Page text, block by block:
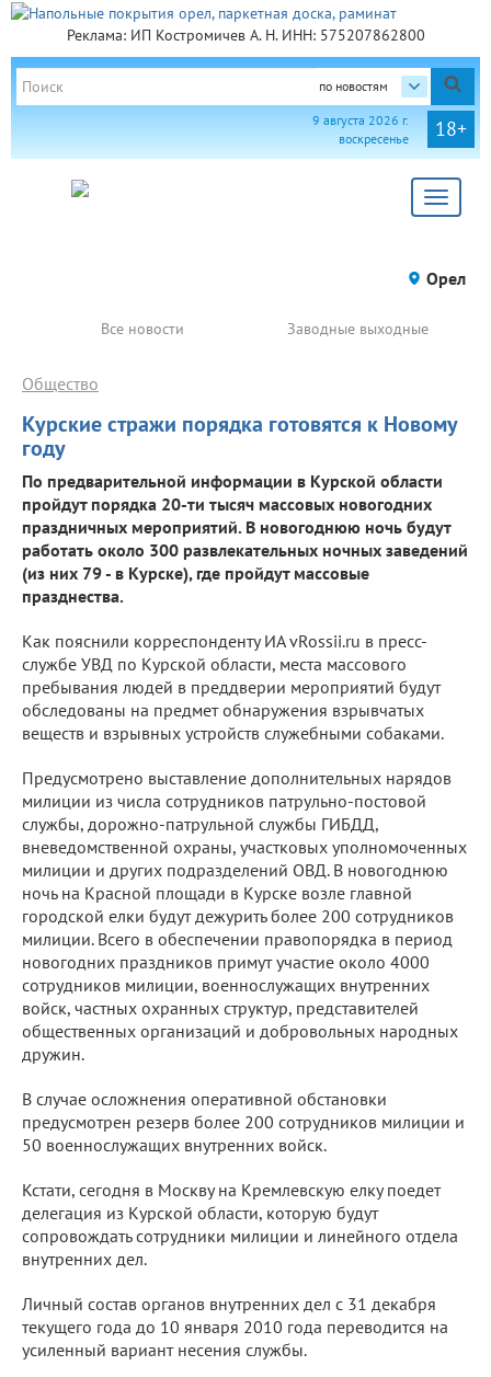
Реклама: ИП Костромичев А. Н. ИНН: 575207862800
по новостям
18+
9 августа 2026 г.
воскресенье
Toggle
Орел
Все новости Заводные выходные
Курские стражи порядка готовятся к Новому
году
Общество
По предварительной информации в Курской области
пройдут порядка 20-ти тысяч массовых новогодних
праздничных мероприятий. В новогоднюю ночь будут
работать около 300 развлекательных ночных заведений
(из них 79 - в Курске), где пройдут массовые
празднества.
Как пояснили корреспонденту ИА vRossii.ru в пресс-
службе УВД по Курской области, места массового
пребывания людей в преддверии мероприятий будут
обследованы на предмет обнаружения взрывчатых
веществ и взрывных устройств служебными собаками.
Предусмотрено выставление дополнительных нарядов
милиции из числа сотрудников патрульно-постовой
службы, дорожно-патрульной службы ГИБДД,
вневедомственной охраны, участковых уполномоченных
милиции и других подразделений ОВД. В новогоднюю
ночь на Красной площади в Курске возле главной
городской елки будут дежурить более 200 сотрудников
милиции. Всего в обеспечении правопорядка в период
новогодних праздников примут участие около 4000
сотрудников милиции, военнослужащих внутренних
войск, частных охранных структур, представителей
общественных организаций и добровольных народных
дружин.
В случае осложнения оперативной обстановки
предусмотрен резерв более 200 сотрудников милиции и
50 военнослужащих внутренних войск.
Кстати, сегодня в Москву на Кремлевскую елку поедет
делегация из Курской области, которую будут
сопровождать сотрудники милиции и линейного отдела
внутренних дел.
Личный состав органов внутренних дел с 31 декабря
текущего года до 10 января 2010 года переводится на
усиленный вариант несения службы.